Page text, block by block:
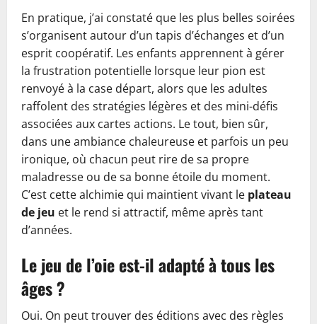
En pratique, j’ai constaté que les plus belles soirées
s’organisent autour d’un tapis d’échanges et d’un
esprit coopératif. Les enfants apprennent à gérer
la frustration potentielle lorsque leur pion est
renvoyé à la case départ, alors que les adultes
raffolent des stratégies légères et des mini-défis
associées aux cartes actions. Le tout, bien sûr,
dans une ambiance chaleureuse et parfois un peu
ironique, où chacun peut rire de sa propre
maladresse ou de sa bonne étoile du moment.
C’est cette alchimie qui maintient vivant le plateau
de jeu et le rend si attractif, même après tant
d’années.
Le jeu de l’oie est-il adapté à tous les
âges ?
Oui. On peut trouver des éditions avec des règles